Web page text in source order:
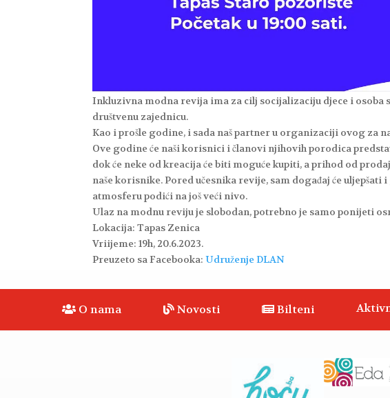
Inkluzivna modna revija ima za cilj socijalizaciju djece i osoba
društvenu zajednicu.
Kao i prošle godine, i sada naš partner u organizaciji ovog za
Ove godine će naši korisnici i članovi njihovih porodica
dok će neke od kreacija će biti moguće kupiti, a prihod od
naše korisnike. Pored učesnika revije, sam događaj će
atmosferu podići na još veći nivo.
Ulaz na modnu reviju je slobodan, potrebno je samo ponijeti
Lokacija: Tapas Zenica
Vriijeme: 19h, 20.6.2023.
Preuzeto sa Facebooka:Udruženje DLAN
O nama Novosti Bilteni